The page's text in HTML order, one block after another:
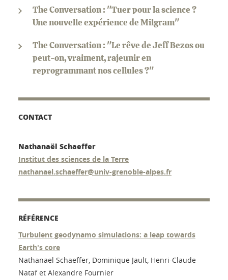
The Conversation : "Tuer pour la science ?
Une nouvelle expérience de Milgram"
The Conversation : "Le rêve de Jeff Bezos ou
peut-on, vraiment, rajeunir en
reprogrammant nos cellules ?"
CONTACT
Nathanaël Schaeffer
Institut des sciences de la Terre
nathanael.schaeffer@univ-grenoble-alpes.fr
RÉFÉRENCE
Turbulent geodynamo simulations: a leap towards
Earth's core
Nathanael Schaeffer, Dominique Jault, Henri-Claude
Nataf et Alexandre Fournier